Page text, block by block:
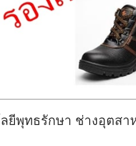
ยีพุทธรักษา ช่างอุตสา